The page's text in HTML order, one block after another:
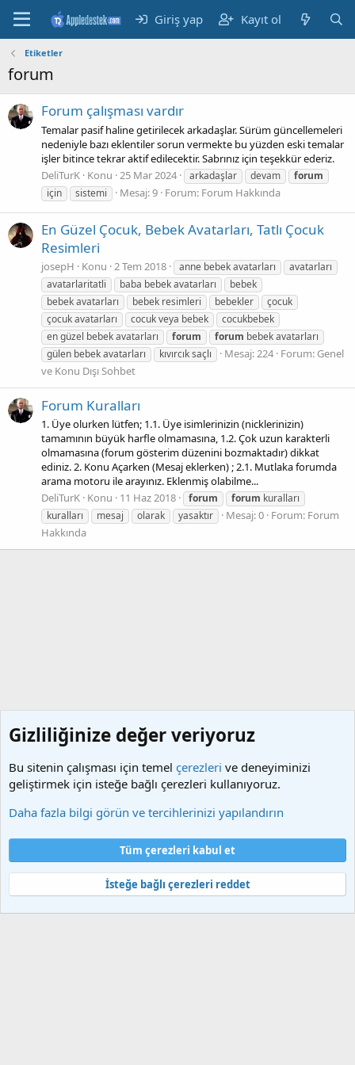
Giriş yap Kayıt ol
Etiketler
forum
Forum çalışması vardır
Temalar pasif haline getirilecek arkadaşlar. Sürüm güncellemeleri
nedeniyle bazı eklentiler sorun vermekte bu yüzden eski temalar
işler bitince tekrar aktif edilecektir. Sabrınız için teşekkür ederiz.
DeliTurK Konu 25 Mar 2024 arkadaşlar devam
forum
için
sistemi Mesaj: 9 Forum: Forum Hakkında
En Güzel Çocuk, Bebek Avatarları, Tatlı Çocuk
Resimleri
josepH Konu 2 Tem 2018 anne bebek avatarları
avatarları
avatarlaritatli
baba bebek avatarları
bebek
bebek avatarları
bebek resimleri bebekler
çocuk
çocuk avatarları
cocuk veya bebek
cocukbebek
en güzel bebek avatarları
forum forum bebek avatarları
gülen bebek avatarları
kıvırcık saçlı Mesaj: 224 Forum: Genel
ve Konu Dışı Sohbet
Forum Kuralları
1. Üye olurken lütfen; 1.1. Üye isimlerinizin (nicklerinizin)
tamamının büyük harfle olmamasına, 1.2. Çok uzun karakterli
olmamasına (forum gösterim düzenini bozmaktadır) dikkat
ediniz. 2. Konu Açarken (Mesaj eklerken) ; 2.1. Mutlaka forumda
arama motoru ile arayınız. Eklenmiş olabilme...
DeliTurK Konu 11 Haz 2018 forum forum kuralları
kuralları
mesaj olarak yasaktır Mesaj: 0 Forum: Forum
Hakkında
Şartlar ve kurallar
Gizlilik politikası
Yardım
Ana sayfa
S
S
Community platform by XenForo® © 2010-2025 XenForo Ltd.
Gizliliğinize değer veriyoruz
Bu sitenin çalışması için temel çerezleri ve deneyiminizi
geliştirmek için isteğe bağlı çerezleri kullanıyoruz.
Daha fazla bilgi görün ve tercihlerinizi yapılandırın
Tüm çerezleri kabul et
İsteğe bağlı çerezleri reddet